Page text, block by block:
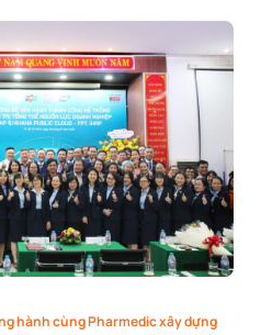
hành cùng Pharmedic xây dựng